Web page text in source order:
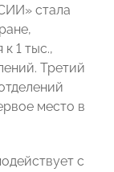
стала
1 тыс.,
Третий
место в
с